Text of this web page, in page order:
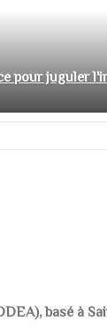
pour juguler
basé à